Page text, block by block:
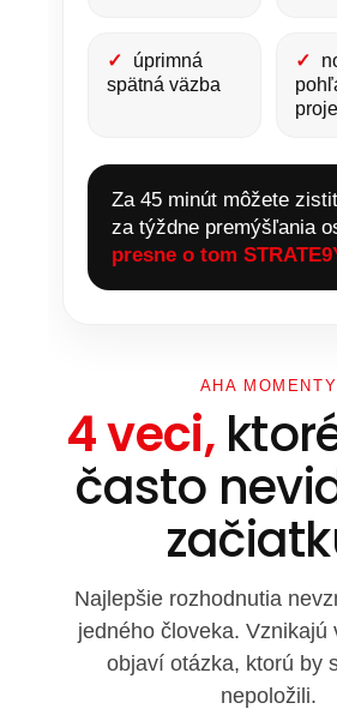
✓
úprimná
spätná väzba
✓
Za 45 minút môžete
za týždne premýšľania
presne o tom
AHA MOMENTY
4 veci,
často
Najlepšie rozhodnutia
jedného človeka. Vznikajú
objaví otázka, ktorú by
nepoložili.